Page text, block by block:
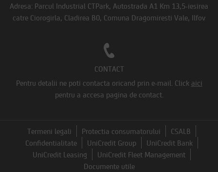
Adresa: Parcul Industrial CTPark, Autostrada A1 Km 13,5-iesirea
catre Ciorogirla, Cladirea B0, Comuna Dragomiresti Vale, Ilfov
CONTACT
Pentru detalii ne poti contacta oricand prin e-mail. Click aici
pentru a accesa pagina de contact.
Termeni legali Protectia consumatorului
CSALB
Confidentialitate
UniCredit Group
UniCredit Bank
UniCredit Leasing
UniCredit Fleet Management
Documente utile